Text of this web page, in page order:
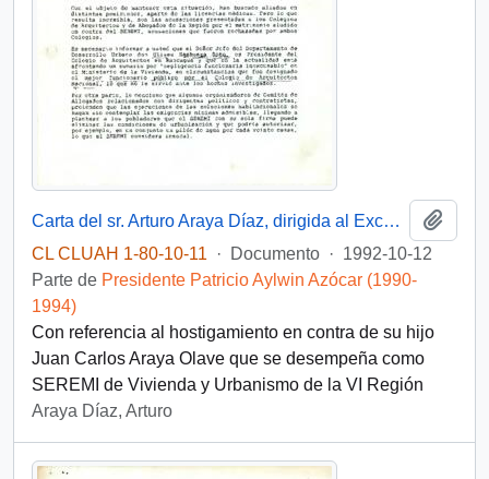
Carta del sr. Arturo Araya Díaz, dirigida al Excelentísimo Señor Don Patricio Aylwin Azocar Presidente de la República
CL CLUAH 1-80-10-11
· Documento · 1992-10-12
Parte de Presidente Patricio Aylwin Azócar (1990-
1994)
Con referencia al hostigamiento en contra de su hijo
Juan Carlos Araya Olave que se desempeña como
SEREMI de Vivienda y Urbanismo de la VI Región
Araya Díaz, Arturo